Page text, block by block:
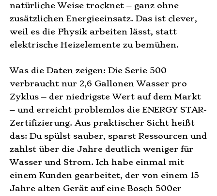
natürliche Weise trocknet – ganz ohne
zusätzlichen Energieeinsatz. Das ist clever,
weil es die Physik arbeiten lässt, statt
elektrische Heizelemente zu bemühen.
Was die Daten zeigen: Die Serie 500
verbraucht nur 2,6 Gallonen Wasser pro
Zyklus – der niedrigste Wert auf dem Markt
– und erreicht problemlos die ENERGY STAR-
Zertifizierung. Aus praktischer Sicht heißt
das: Du spülst sauber, sparst Ressourcen und
zahlst über die Jahre deutlich weniger für
Wasser und Strom. Ich habe einmal mit
einem Kunden gearbeitet, der von einem 15
Jahre alten Gerät auf eine Bosch 500er